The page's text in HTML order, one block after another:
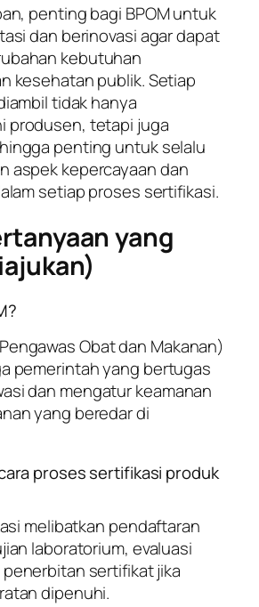
penting bagi BPOM untuk
dan berinovasi agar dapat
kebutuhan
kesehatan publik. Setiap
tidak hanya
produsen, tetapi juga
penting untuk selalu
aspek kepercayaan dan
setiap proses sertifikasi.
yang
Obat dan Makanan)
pemerintah yang bertugas
dan mengatur keamanan
yang beredar di
proses sertifikasi produk
melibatkan pendaftaran
laboratorium, evaluasi
sertifikat jika
dipenuhi.